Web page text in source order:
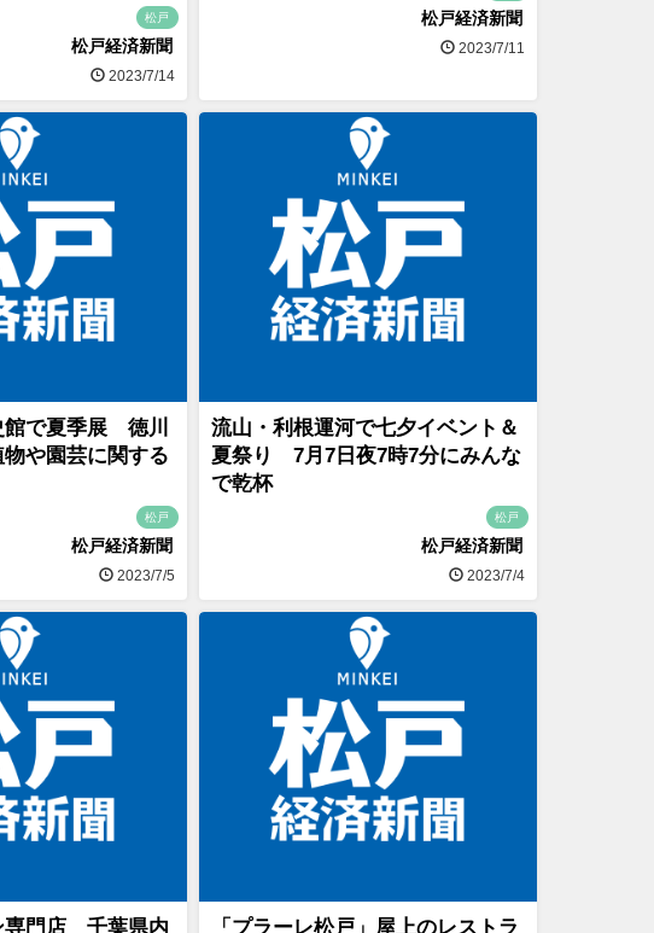
松戸
松戸経済新聞
2023/7/14
松戸経済新聞
2023/7/11
館で夏季展 徳川
や園芸に関する
松戸
松戸経済新聞
2023/7/5
流山・利根運河で七夕イベント＆
夏祭り 7月7日夜7時7分にみんな
で乾杯
松戸
松戸経済新聞
2023/7/4
専門店 千葉県内
「プラーレ松戸」屋上のレストラ